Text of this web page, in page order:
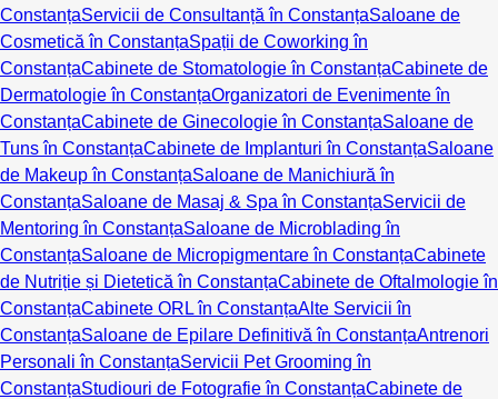
ConstanțaServicii de Consultanță în ConstanțaSaloane de
Cosmetică în ConstanțaSpații de Coworking în
ConstanțaCabinete de Stomatologie în ConstanțaCabinete de
Dermatologie în ConstanțaOrganizatori de Evenimente în
ConstanțaCabinete de Ginecologie în ConstanțaSaloane de
Tuns în ConstanțaCabinete de Implanturi în ConstanțaSaloane
de Makeup în ConstanțaSaloane de Manichiură în
ConstanțaSaloane de Masaj & Spa în ConstanțaServicii de
Mentoring în ConstanțaSaloane de Microblading în
ConstanțaSaloane de Micropigmentare în ConstanțaCabinete
de Nutriție și Dietetică în ConstanțaCabinete de Oftalmologie în
ConstanțaCabinete ORL în ConstanțaAlte Servicii în
ConstanțaSaloane de Epilare Definitivă în ConstanțaAntrenori
Personali în ConstanțaServicii Pet Grooming în
ConstanțaStudiouri de Fotografie în ConstanțaCabinete de